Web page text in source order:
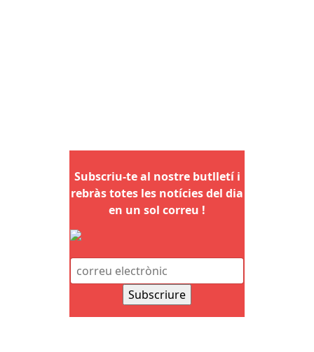
Subscriu-te al nostre butlletí i
rebràs totes les notícies del dia
en un sol correu !